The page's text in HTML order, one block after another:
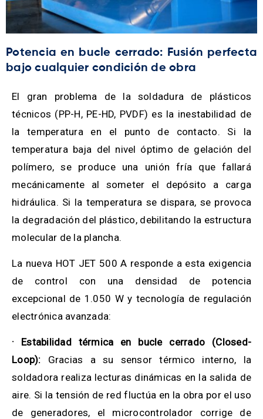
Potencia en bucle cerrado: Fusión perfecta
bajo cualquier condición de obra
El gran problema de la soldadura de plásticos
técnicos (PP-H, PE-HD, PVDF) es la inestabilidad de
la temperatura en el punto de contacto. Si la
temperatura baja del nivel óptimo de gelación del
polímero, se produce una unión fría que fallará
mecánicamente al someter el depósito a carga
hidráulica. Si la temperatura se dispara, se provoca
la degradación del plástico, debilitando la estructura
molecular de la plancha.
La nueva HOT JET 500 A responde a esta exigencia
de control con una densidad de potencia
excepcional de 1.050 W y tecnología de regulación
electrónica avanzada:
· Estabilidad térmica en bucle cerrado (Closed-
Loop): Gracias a su sensor térmico interno, la
soldadora realiza lecturas dinámicas en la salida de
aire. Si la tensión de red fluctúa en la obra por el uso
de generadores, el microcontrolador corrige de